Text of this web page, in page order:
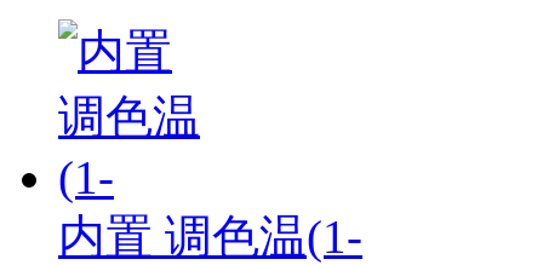
内置 调色温(1-